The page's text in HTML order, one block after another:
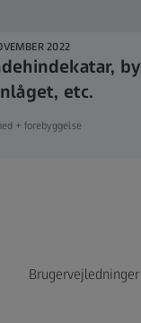
2022
etc.
+ forebyggelse